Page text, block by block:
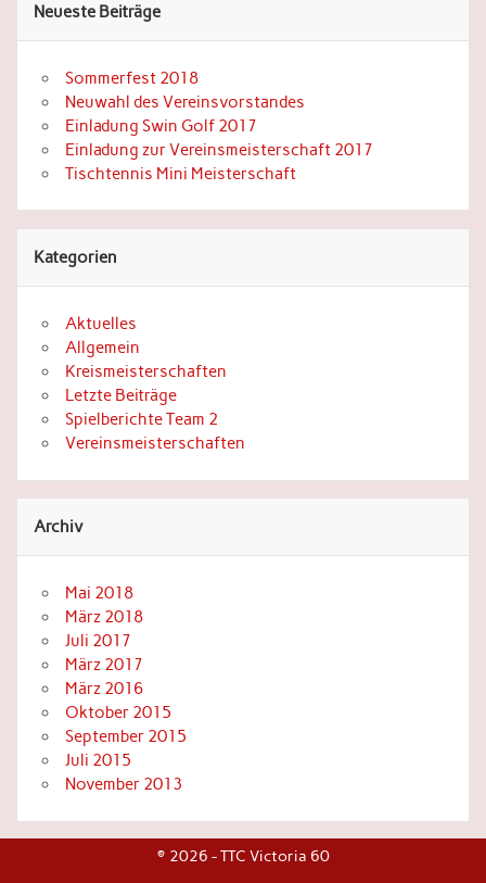
Neueste Beiträge
Sommerfest 2018
Neuwahl des Vereinsvorstandes
Einladung Swin Golf 2017
Einladung zur Vereinsmeisterschaft 2017
Tischtennis Mini Meisterschaft
Kategorien
Aktuelles
Allgemein
Kreismeisterschaften
Letzte Beiträge
Spielberichte Team 2
Vereinsmeisterschaften
Archiv
Mai 2018
März 2018
Juli 2017
März 2017
März 2016
Oktober 2015
September 2015
Juli 2015
November 2013
© 2026 - TTC Victoria 60